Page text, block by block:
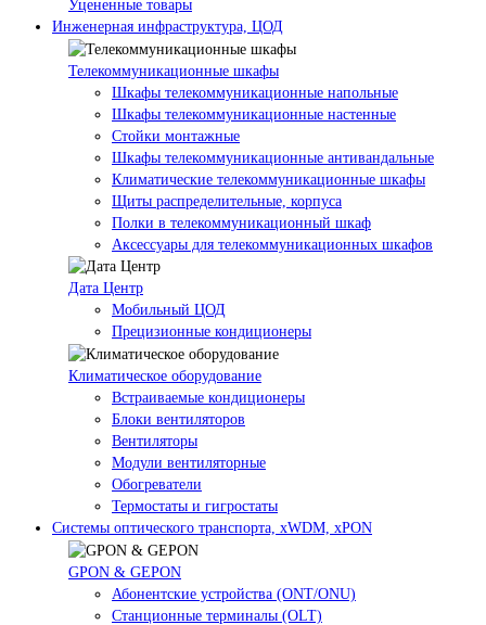
Уцененные товары
Инженерная инфраструктура, ЦОД
Телекоммуникационные шкафы
Шкафы телекоммуникационные напольные
Шкафы телекоммуникационные настенные
Стойки монтажные
Шкафы телекоммуникационные антивандальные
Климатические телекоммуникационные шкафы
Щиты распределительные, корпуса
Полки в телекоммуникационный шкаф
Аксессуары для телекоммуникационных шкафов
Дата Центр
Мобильный ЦОД
Прецизионные кондиционеры
Климатичeское оборудование
Встраиваемые кондиционеры
Блоки вентиляторов
Вентиляторы
Модули вентиляторные
Обогреватели
Термостаты и гигростаты
Системы оптического транспорта, xWDM, xPON
GPON & GEPON
Абонентские устройства (ONT/ONU)
Станционные терминалы (OLT)